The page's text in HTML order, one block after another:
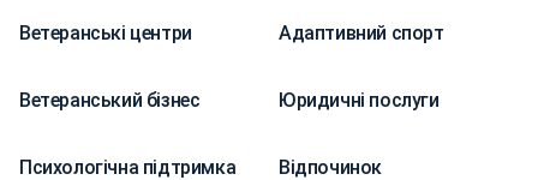
Ветеранські центри Адаптивний спорт
Ветеранський бізнес Юридичні послуги
Психологічна підтримка Відпочинок